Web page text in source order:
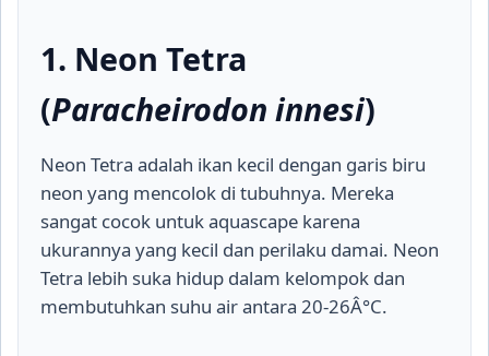
1. Neon Tetra
(Paracheirodon innesi)
Neon Tetra adalah ikan kecil dengan garis biru
neon yang mencolok di tubuhnya. Mereka
sangat cocok untuk aquascape karena
ukurannya yang kecil dan perilaku damai. Neon
Tetra lebih suka hidup dalam kelompok dan
membutuhkan suhu air antara 20-26Â°C.